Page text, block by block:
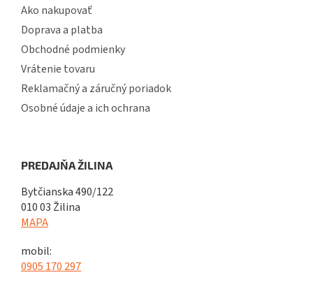
Ako nakupovať
Doprava a platba
Obchodné podmienky
Vrátenie tovaru
Reklamačný a záručný poriadok
Osobné údaje a ich ochrana
PREDAJŇA ŽILINA
Bytčianska 490/122
010 03 Žilina
MAPA
mobil:
0905 170 297